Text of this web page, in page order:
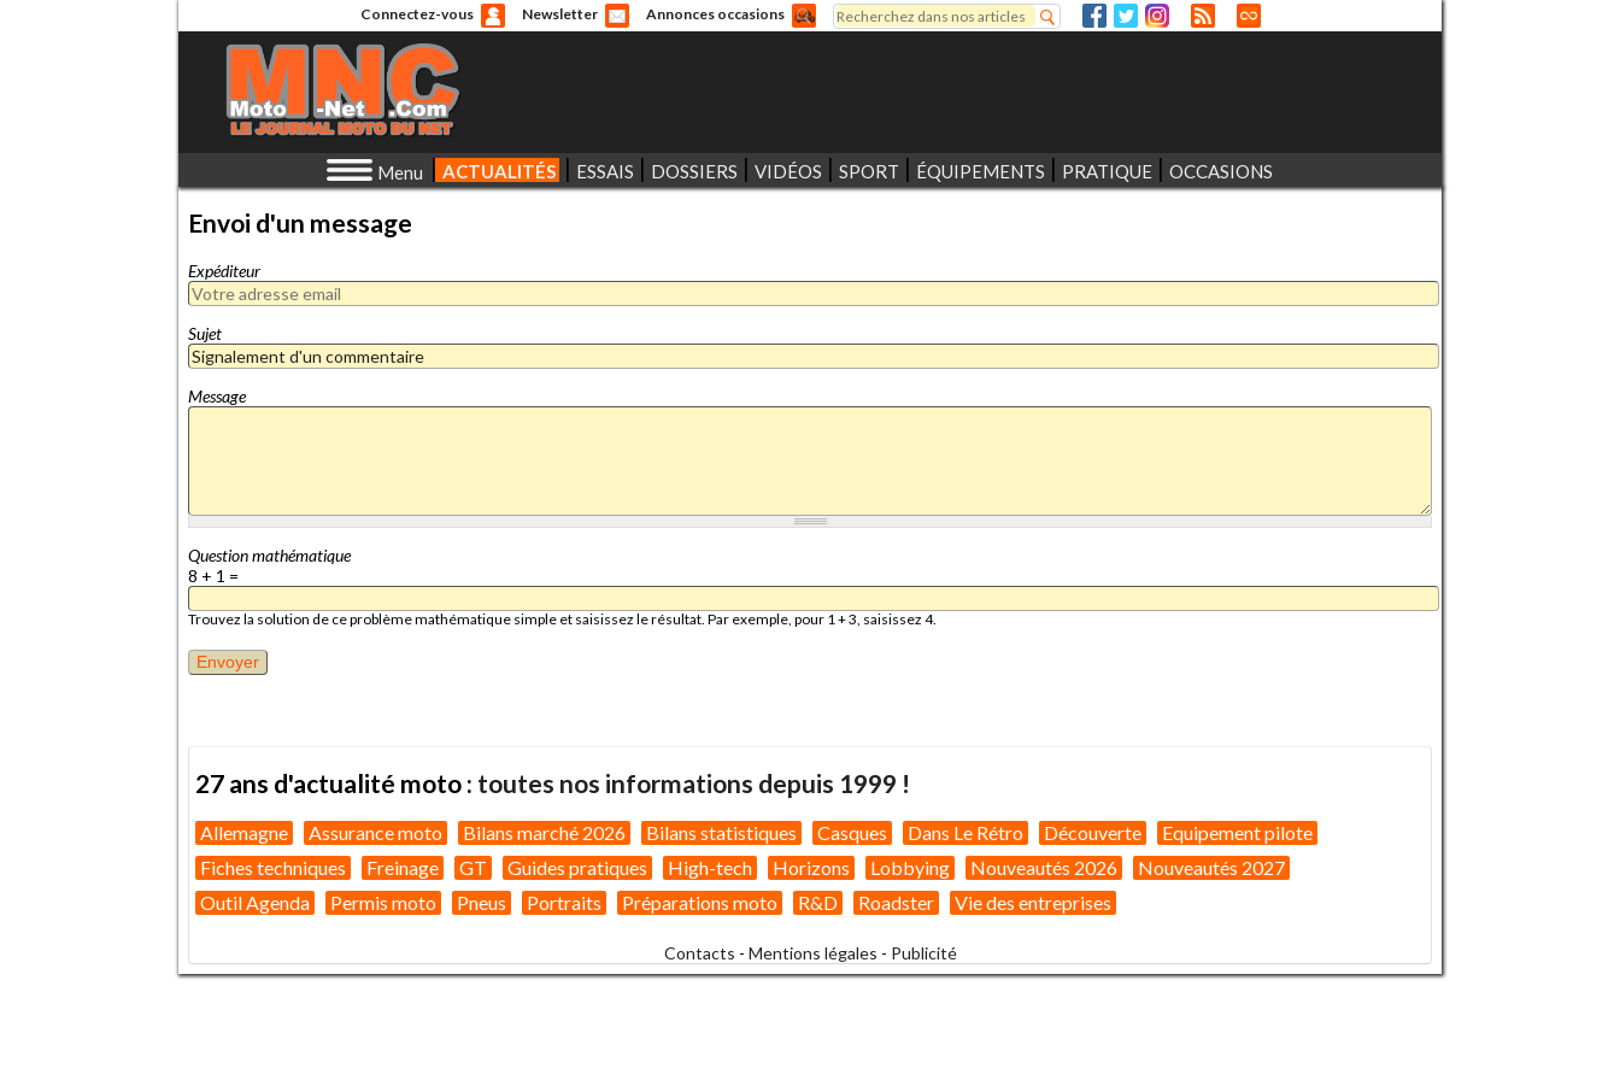
Connectez-vous Newsletter Annonces occasions
Formulaire de recherche
Rechercher
Menu ACTUALITÉS ESSAIS DOSSIERS VIDÉOS SPORT ÉQUIPEMENTS PRATIQUE OCCASIONS
Envoi d'un message
Expéditeur
Sujet
Message
Question mathématique
8 + 1 =
Trouvez la solution de ce problème mathématique simple et saisissez le résultat. Par exemple, pour 1 + 3, saisissez 4.
27 ans d'actualité moto : toutes nos informations depuis 1999 !
Allemagne Assurance moto Bilans marché 2026 Bilans statistiques Casques Dans Le Rétro Découverte
Equipement pilote
Fiches techniques
Freinage GT Guides pratiques High-tech Horizons Lobbying Nouveautés 2026
Nouveautés 2027
Outil Agenda
Permis moto Pneus Portraits Préparations moto R&D Roadster Vie des entreprises
Contacts - Mentions légales - Publicité